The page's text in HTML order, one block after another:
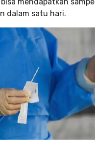
dalam satu hari.